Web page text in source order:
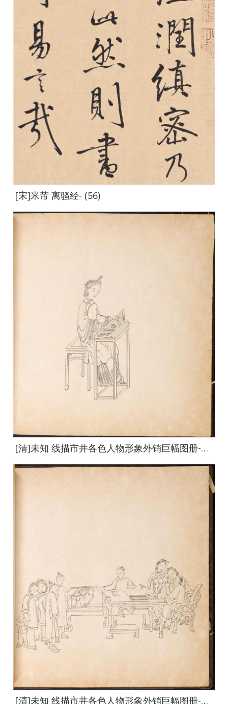
[宋]米芾 离骚经- (56)
[清]未知 线描市井各色人物形象外销巨幅图册-6-default-110 64x67cm
[清]未知 线描市井各色人物形象外销巨幅图册-6-default-13 64x67cm